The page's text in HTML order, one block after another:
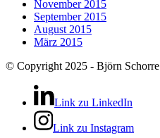
November 2015
September 2015
August 2015
März 2015
© Copyright 2025 - Björn Schorre
Link zu LinkedIn
Link zu Instagram